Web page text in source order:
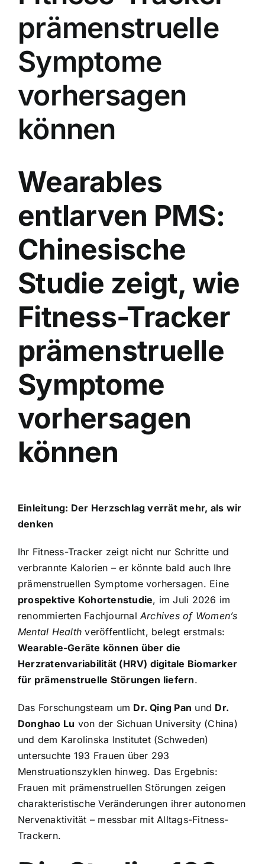
prämenstruelle
Symptome
vorhersagen
können
Wearables
entlarven PMS:
Chinesische
Studie zeigt, wie
Fitness-Tracker
prämenstruelle
Symptome
vorhersagen
können
Einleitung: Der Herzschlag verrät mehr, als wir
denken
Ihr Fitness-Tracker zeigt nicht nur Schritte und
verbrannte Kalorien – er könnte bald auch Ihre
prämenstruellen Symptome vorhersagen. Eine
prospektive Kohortenstudie, im Juli 2026 im
renommierten FachjournalArchives of Women’s
Mental Health veröffentlicht, belegt erstmals:
Wearable-Geräte können über die
Herzratenvariabilität (HRV) digitale Biomarker
für prämenstruelle Störungen liefern.
Das Forschungsteam um Dr. Qing Pan und Dr.
Donghao Lu von der Sichuan University (China)
und dem Karolinska Institutet (Schweden)
untersuchte 193 Frauen über 293
Menstruationszyklen hinweg. Das Ergebnis:
Frauen mit prämenstruellen Störungen zeigen
charakteristische Veränderungen ihrer autonomen
Nervenaktivität – messbar mit Alltags-Fitness-
Trackern.